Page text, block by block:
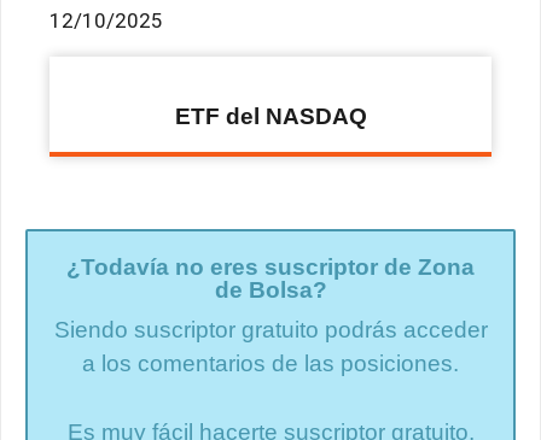
12/10/2025
ETF del NASDAQ
¿Todavía no eres suscriptor de Zona
de Bolsa?
Siendo suscriptor gratuito podrás acceder
a los comentarios de las posiciones.
Es muy fácil hacerte suscriptor gratuito,